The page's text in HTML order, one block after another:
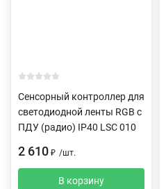
Сенсорный контроллер для
светодиодной ленты RGB с
ПДУ (радио) IP40 LSC 010
2 610 ₽ /шт.
В корзину